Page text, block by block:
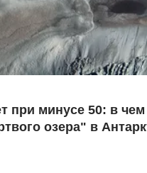
при минусе 50: в чем
озера" в